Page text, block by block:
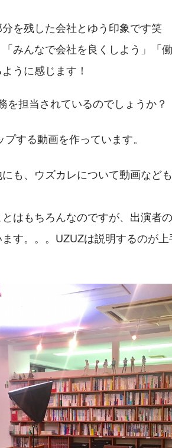
を残した会社とゆう印象です笑
みんなで会社を良くしよう」「
うに感じます！
担当されているのでしょうか？
する動画を作っています。
も、ウズカレについて動画など
はもちろんなのですが、出演者
す。。。UZUZは説明するのが